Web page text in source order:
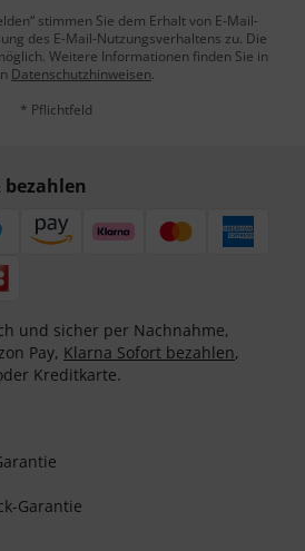
stimmen Sie dem Erhalt von E-Mail-
des E-Mail-Nutzungsverhaltens zu. Die
Weitere Informationen finden Sie in
Datenschutzhinweisen.
* Pflichtfeld
und sicher per Nachnahme,
Pay, Klarna Sofort bezahlen,
Kreditkarte.
Garantie